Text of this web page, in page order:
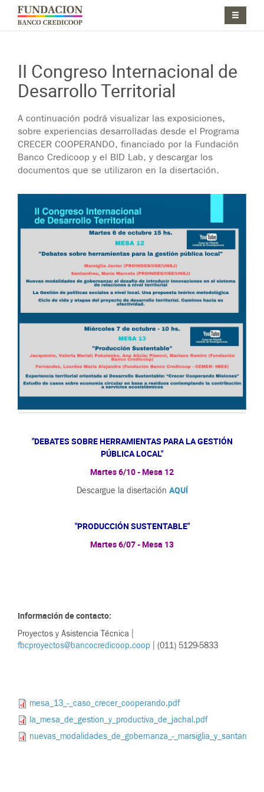
Pasar al contenido principal
Jump to main content
II Congreso Internacional de
Desarrollo Territorial
A continuación podrá visualizar las exposiciones,
sobre experiencias desarrolladas desde el Programa
CRECER COOPERANDO, financiado por la Fundación
Banco Credicoop y el BID Lab, y descargar los
documentos que se utilizaron en la disertación.
"DEBATES SOBRE HERRAMIENTAS PARA LA GESTIÓN
PÚBLICA LOCAL"
Martes 6/10 - Mesa 12
Descargue la disertación AQUÍ
"PRODUCCIÓN SUSTENTABLE"
Martes 6/07 - Mesa 13
Información de contacto:
Proyectos y Asistencia Técnica |
fbcproyectos@bancocredicoop.coop | (011) 5129-5833
mesa_13_-_caso_crecer_cooperando.pdf
la_mesa_de_gestion_y_productiva_de_jachal.pdf
nuevas_modalidades_de_gobernanza_-